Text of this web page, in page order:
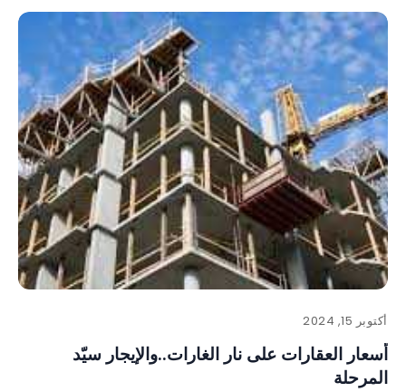
أكتوبر 15, 2024
أسعار العقارات على نار الغارات..والإيجار سيّد
المرحلة